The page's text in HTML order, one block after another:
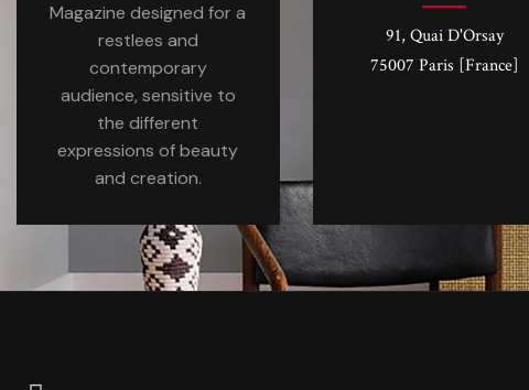
Magazine designed for a
restlees and
contemporary
audience, sensitive to
the different
expressions of beauty
and creation.
91, Quai D'Orsay
75007 Paris [France]